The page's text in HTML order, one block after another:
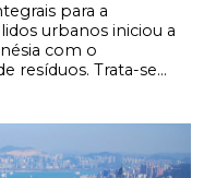
para a
urbanos iniciou a
com o
resíduos. Trata-se...